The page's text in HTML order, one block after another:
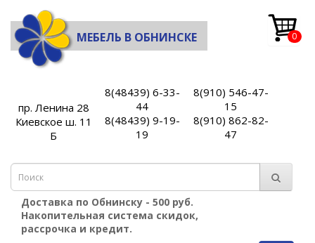
МЕБЕЛЬ В ОБНИНСКЕ 0
пр. Ленина 28
Киевское ш. 11
Б
8(48439) 6-33-
44
8(48439) 9-19-
19
8(910) 546-47-
15
8(910) 862-82-
47
Доставка по Обнинску - 500 руб.
Накопительная система скидок,
рассрочка и кредит.